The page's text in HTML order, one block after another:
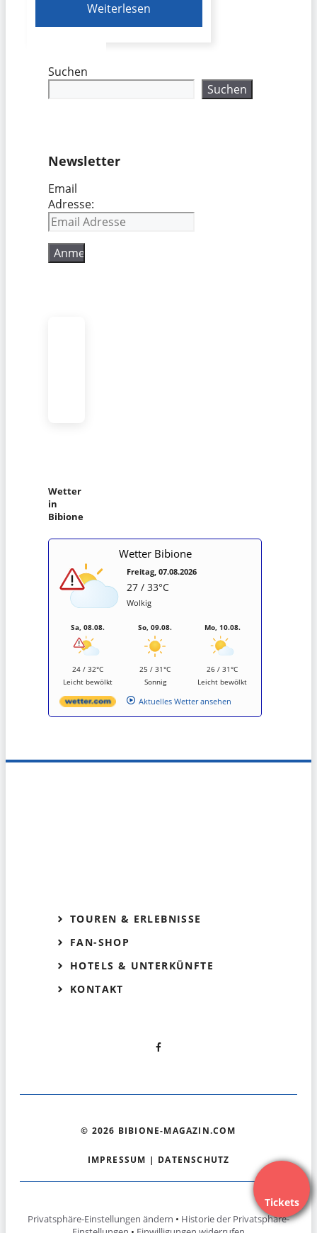
Weiterlesen
Suchen
Suchen
Newsletter
Email
Adresse:
Wetter
in
Bibione
Wetter Bibione
Freitag, 07.08.2026
27 / 33°C
Wolkig
Sa, 08.08.
24 / 32°C
Leicht bewölkt
So, 09.08.
25 / 31°C
Sonnig
Mo, 10.08.
26 / 31°C
Leicht bewölkt
Aktuelles Wetter ansehen
Tickets
TOUREN & ERLEBNISSE
FAN-SHOP
HOTELS & UNTERKÜNFTE
KONTAKT
© 2026 BIBIONE-MAGAZIN.COM
IMPRESSUM | DATENSCHUTZ
Privatsphäre-Einstellungen ändern • Historie der Privatsphäre-